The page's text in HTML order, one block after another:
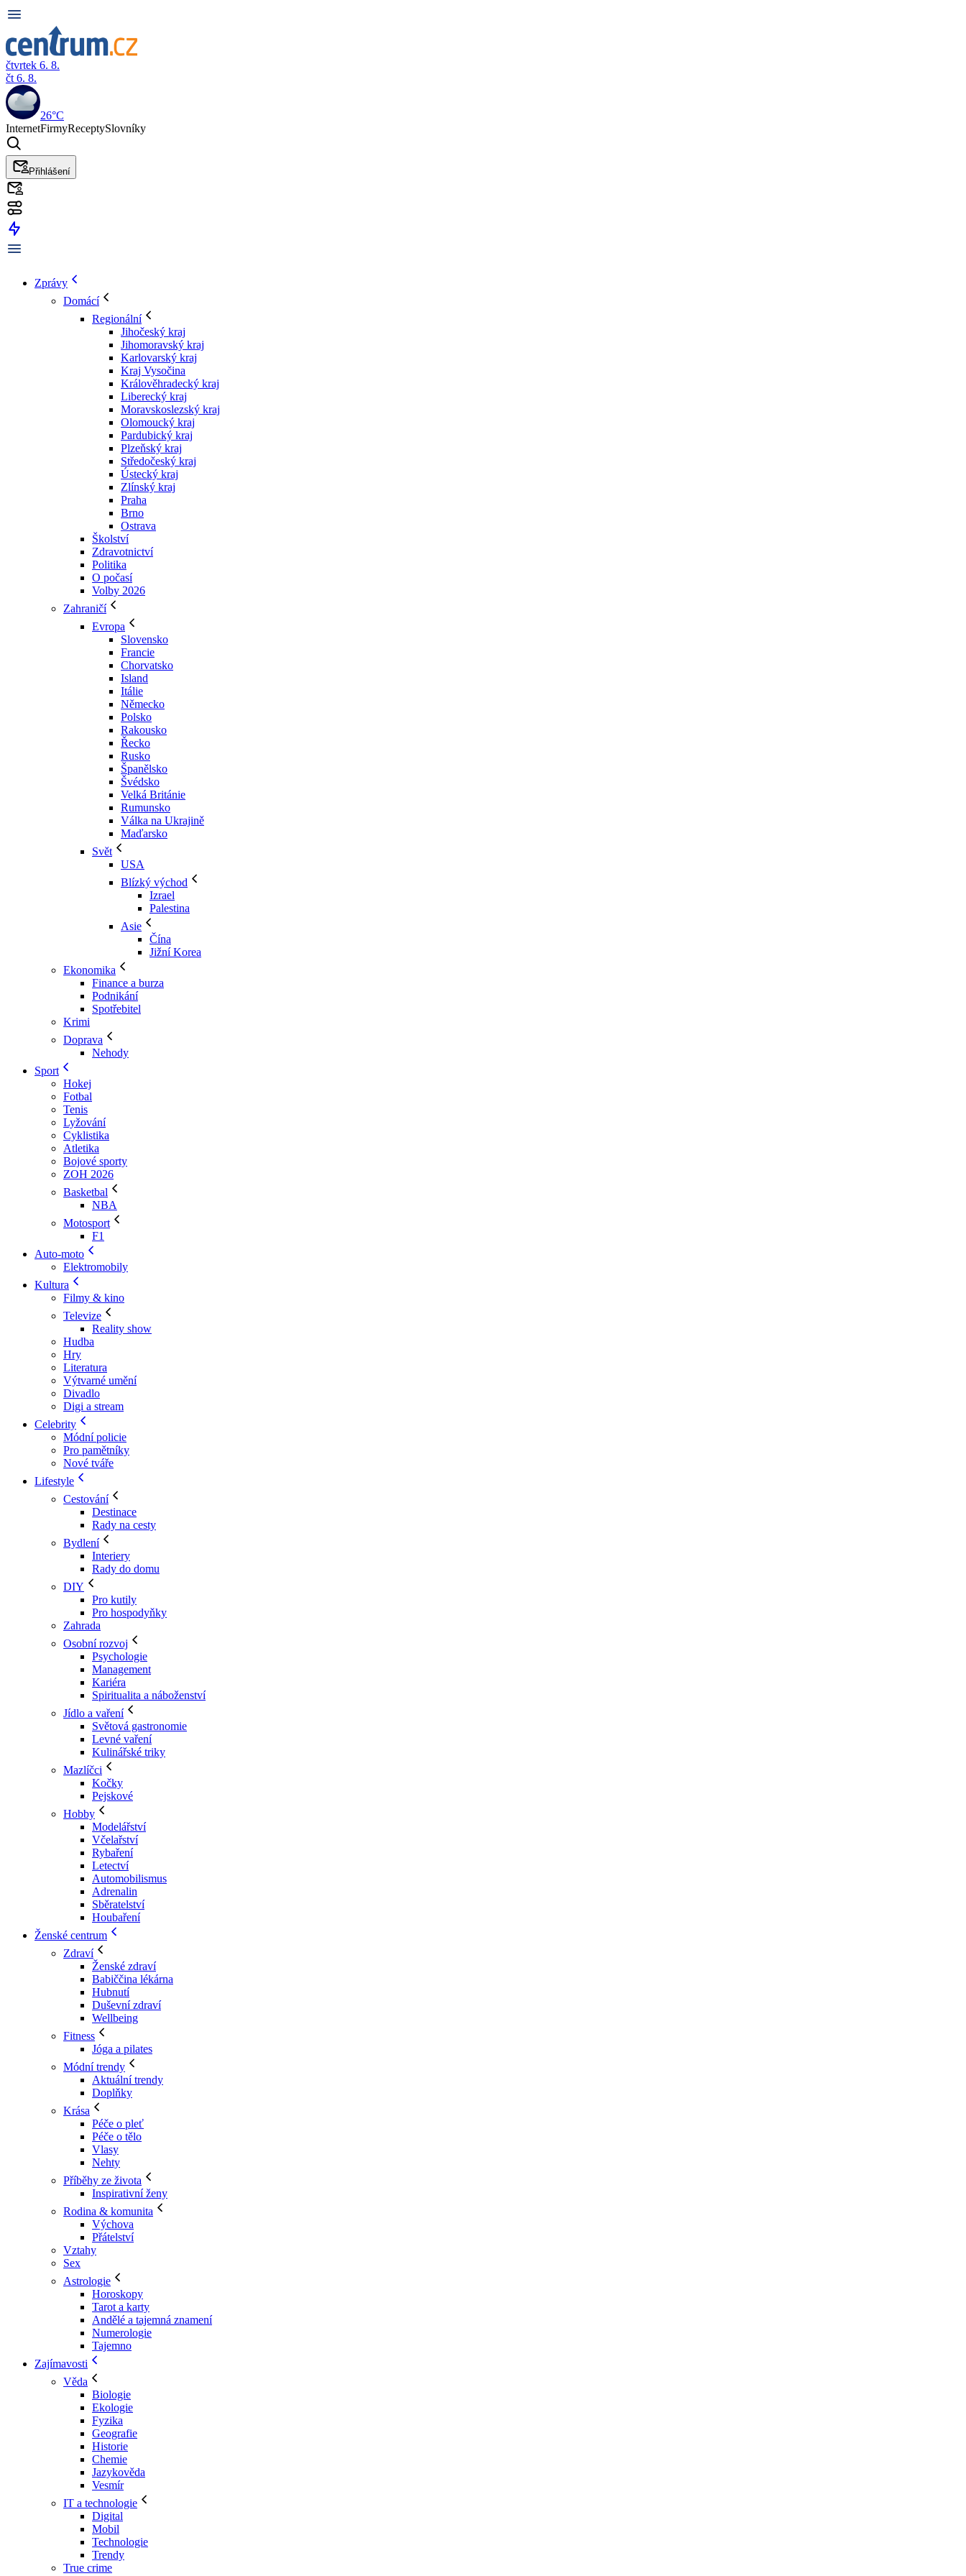
čtvrtek 6. 8.
čt 6. 8.
26°C
InternetFirmyReceptySlovníky
Přihlášení
Zprávy
Domácí
Regionální
Jihočeský kraj
Jihomoravský kraj
Karlovarský kraj
Kraj Vysočina
Králověhradecký kraj
Liberecký kraj
Moravskoslezský kraj
Olomoucký kraj
Pardubický kraj
Plzeňský kraj
Středočeský kraj
Ústecký kraj
Zlínský kraj
Praha
Brno
Ostrava
Školství
Zdravotnictví
Politika
O počasí
Volby 2026
Zahraničí
Evropa
Slovensko
Francie
Chorvatsko
Island
Itálie
Německo
Polsko
Rakousko
Řecko
Rusko
Španělsko
Švédsko
Velká Británie
Rumunsko
Válka na Ukrajině
Maďarsko
Svět
USA
Blízký východ
Izrael
Palestina
Asie
Čína
Jižní Korea
Ekonomika
Finance a burza
Podnikání
Spotřebitel
Krimi
Doprava
Nehody
Sport
Hokej
Fotbal
Tenis
Lyžování
Cyklistika
Atletika
Bojové sporty
ZOH 2026
Basketbal
NBA
Motosport
F1
Auto-moto
Elektromobily
Kultura
Filmy & kino
Televize
Reality show
Hudba
Hry
Literatura
Výtvarné umění
Divadlo
Digi a stream
Celebrity
Módní policie
Pro pamětníky
Nové tváře
Lifestyle
Cestování
Destinace
Rady na cesty
Bydlení
Interiery
Rady do domu
DIY
Pro kutily
Pro hospodyňky
Zahrada
Osobní rozvoj
Psychologie
Management
Kariéra
Spiritualita a náboženství
Jídlo a vaření
Světová gastronomie
Levné vaření
Kulinářské triky
Mazlíčci
Kočky
Pejskové
Hobby
Modelářství
Včelařství
Rybaření
Letectví
Automobilismus
Adrenalin
Sběratelství
Houbaření
Ženské centrum
Zdraví
Ženské zdraví
Babiččina lékárna
Hubnutí
Duševní zdraví
Wellbeing
Fitness
Jóga a pilates
Módní trendy
Aktuální trendy
Doplňky
Krása
Péče o pleť
Péče o tělo
Vlasy
Nehty
Příběhy ze života
Inspirativní ženy
Rodina & komunita
Výchova
Přátelství
Vztahy
Sex
Astrologie
Horoskopy
Tarot a karty
Andělé a tajemná znamení
Numerologie
Tajemno
Zajímavosti
Věda
Biologie
Ekologie
Fyzika
Geografie
Historie
Chemie
Jazykověda
Vesmír
IT a technologie
Digital
Mobil
Technologie
Trendy
True crime